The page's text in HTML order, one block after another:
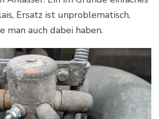
Ersatz ist unproblematisch,
auch dabei haben.